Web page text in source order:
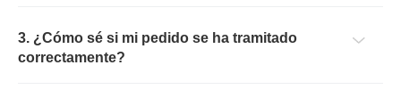
3. ¿Cómo sé si mi pedido se ha tramitado
correctamente?